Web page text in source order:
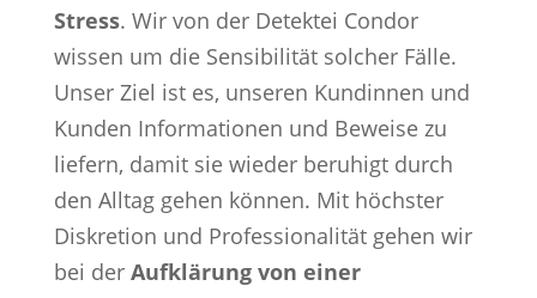
Stress. Wir von der Detektei Condor
wissen um die Sensibilität solcher Fälle.
Unser Ziel ist es, unseren Kundinnen und
Kunden Informationen und Beweise zu
liefern, damit sie wieder beruhigt durch
den Alltag gehen können. Mit höchster
Diskretion und Professionalität gehen wir
bei der Aufklärung von einer